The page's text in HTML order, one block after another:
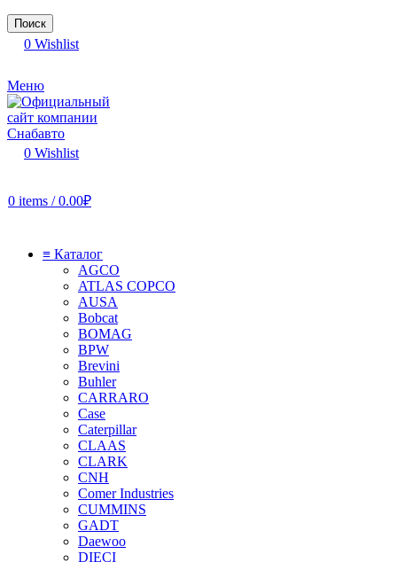
Поиск
0 Wishlist
Меню
0 Wishlist
0 items / 0.00₽
≡ Каталог
AGCO
ATLAS COPCO
AUSA
Bobcat
BOMAG
BPW
Brevini
Buhler
CARRARO
Case
Caterpillar
CLAAS
CLARK
CNH
Comer Industries
CUMMINS
GADT
Daewoo
DIECI